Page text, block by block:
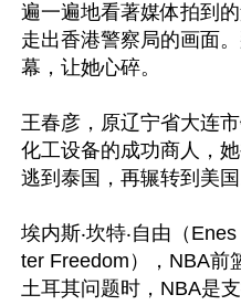
遍一遍地看著媒体拍到
走出香港警察局的画面
幕，让她心碎。
王春彦，原辽宁省大连
化工设备的成功商人，
逃到泰国，再辗转到美国
埃内斯‧坎特‧自由（
ter Freedom），NBA前
土耳其问题时，NBA是